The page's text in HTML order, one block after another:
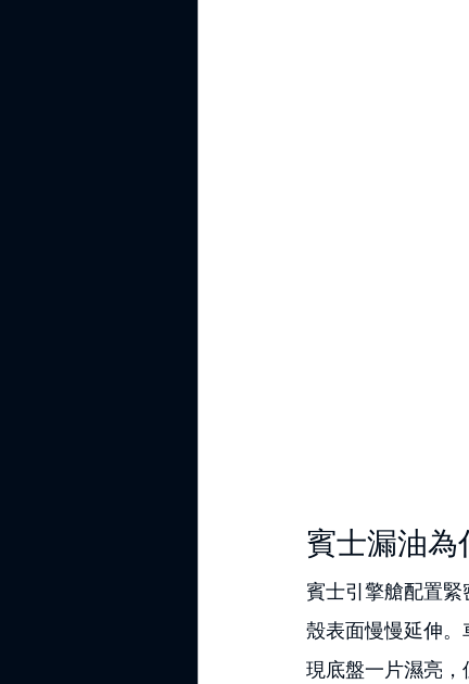
賓士漏油
賓士引擎艙配置
殼表面慢慢延伸
現底盤一片濕亮，